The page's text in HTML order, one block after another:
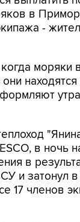
в
-
моряки
находятся
в ночь
в
и затонул в
17 членов